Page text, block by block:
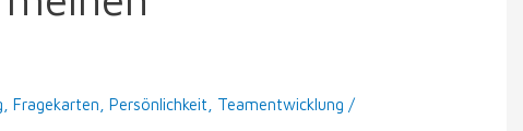
,Fragekarten ,Persönlichkeit Teamentwicklung /